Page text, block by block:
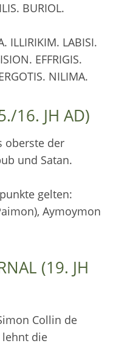
BURIOL.
ILLIRIKIM. LABISI.
EFFRIGIS.
NILIMA.
16. JH AD)
oberste der
und Satan.
gelten:
Aymoymon
(19. JH
Collin de
lehnt die